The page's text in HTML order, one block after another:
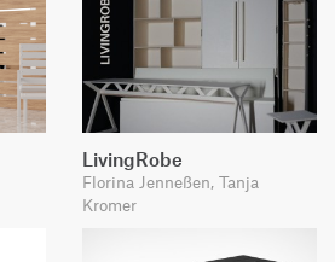
LivingRobe
Florina Jenneßen, Tanja
Kromer